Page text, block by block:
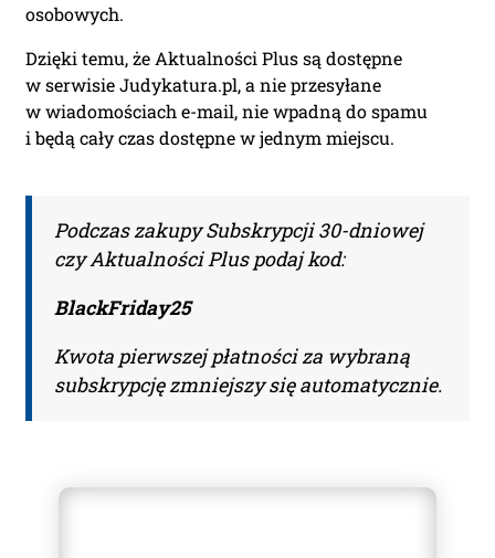
Adres e-mail:
Nazwa Firmy:
Adres firmy:
Kod Pocztowy:
osobowych.
Dzięki temu, że Aktualności Plus są dostępne
w serwisie Judykatura.pl, a nie przesyłane
w wiadomościach e-mail, nie wpadną do spamu
i będą cały czas dostępne w jednym miejscu.
Podczas zakupy Subskrypcji 30-dniowej
czy Aktualności Plus podaj kod:
BlackFriday25
Kwota pierwszej płatności za wybraną
subskrypcję zmniejszy się automatycznie.